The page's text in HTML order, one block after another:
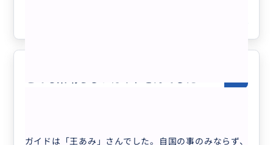
ガイドは「王あみ」さんでした。自国の事のみならず、